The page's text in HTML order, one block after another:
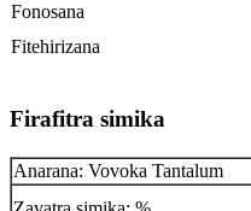
Fonosana
Fitehirizana
Firafitra simika
Anarana: Vovoka Tantalum